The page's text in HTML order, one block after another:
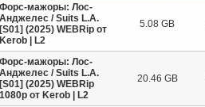
Форс-мажоры: Лос-
Анджелес / Suits L.A.
[S01] (2025) WEBRip от
Kerob | L2
5.08 GB
Форс-мажоры: Лос-
Анджелес / Suits L.A.
[S01] (2025) WEBRip
1080p от Kerob | L2
20.46 GB